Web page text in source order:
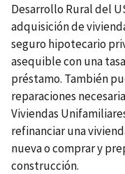
Desarrollo Rural del
adquisición de
seguro hipotecario
asequible con una
préstamo. También
reparaciones
Viviendas
refinanciar una
nueva o comprar y
construcción.